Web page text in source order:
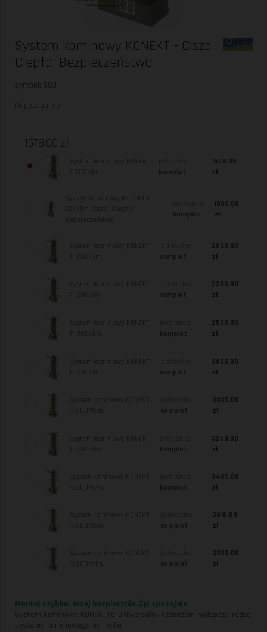
System kominowy KONEKT - Cisza.
Ciepło. Bezpieczeństwo
symbol: 50.1
Napisz opinię
1578.00 zł
1578.00
zł
1800.00
zł
2030.00
zł
2355.00
zł
2535.00
zł
2806.00
zł
3035.00
zł
3259.00
zł
3485.00
zł
3810.00
zł
3999.00
zł
Montuj szybko. Grzej bezpiecznie. Żyj spokojnie.
System Kominowy KONEKT to uniwersalny i zarazem najlepszy rodzaj
systemu kominowego na rynku.